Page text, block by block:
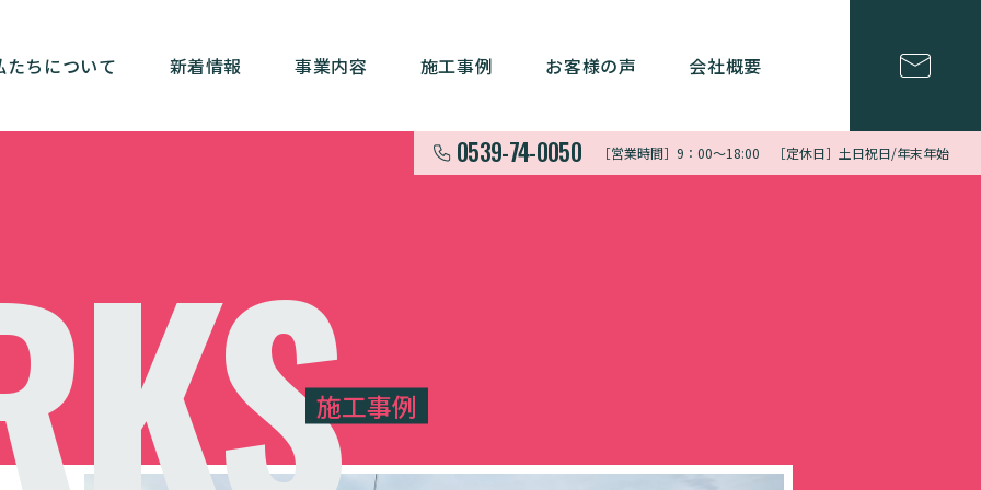
たちについて 新着情報 事業内容 施工事例 お客様の声 会社概要
0539-74-0050 ［営業時間］9：00〜18:00 ［定休日］土日祝日/年末年始
施工事例